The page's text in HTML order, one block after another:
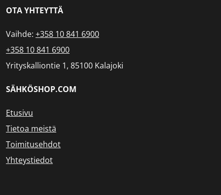
OTA YHTEYTTÄ
Vaihde: +358 10 841 6900
+358 10 841 6900
Yrityskalliontie 1, 85100 Kalajoki
SÄHKÖSHOP.COM
Etusivu
Tietoa meistä
Toimitusehdot
Yhteystiedot